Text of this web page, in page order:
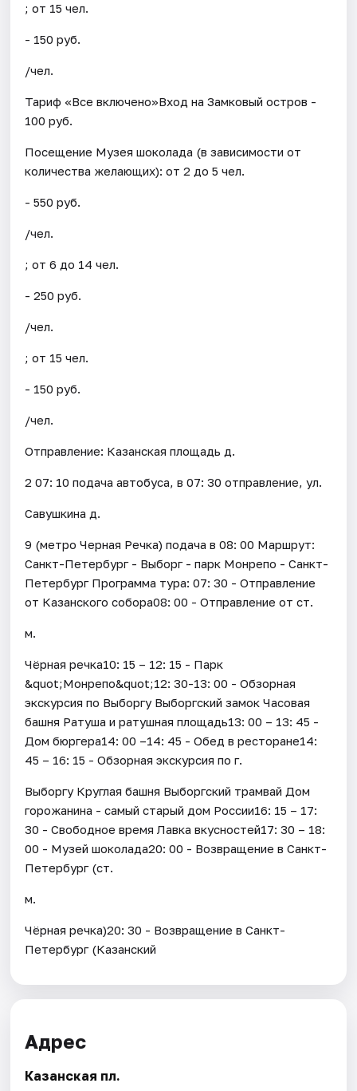
; от 15 чел.
- 150 руб.
/чел.
Тариф «Все включено»Вход на Замковый остров -
100 руб.
Посещение Музея шоколада (в зависимости от
количества желающих): от 2 до 5 чел.
- 550 руб.
/чел.
; от 6 до 14 чел.
- 250 руб.
/чел.
; от 15 чел.
- 150 руб.
/чел.
Отправление: Казанская площадь д.
2 07: 10 подача автобуса, в 07: 30 отправление, ул.
Савушкина д.
9 (метро Черная Речка) подача в 08: 00 Маршрут:
Санкт-Петербург - Выборг - парк Монрепо - Санкт-
Петербург Программа тура: 07: 30 - Отправление
от Казанского собора08: 00 - Отправление от ст.
м.
Чёрная речка10: 15 – 12: 15 - Парк
&quot;Монрепо&quot;12: 30-13: 00 - Обзорная
экскурсия по Выборгу Выборгский замок Часовая
башня Ратуша и ратушная площадь13: 00 – 13: 45 -
Дом бюргера14: 00 –14: 45 - Обед в ресторане14:
45 – 16: 15 - Обзорная экскурсия по г.
Выборгу Круглая башня Выборгский трамвай Дом
горожанина - самый старый дом России16: 15 – 17:
30 - Свободное время Лавка вкусностей17: 30 – 18:
00 - Музей шоколада20: 00 - Возвращение в Санкт-
Петербург (ст.
м.
Чёрная речка)20: 30 - Возвращение в Санкт-
Петербург (Казанский
Адрес
Казанская пл.